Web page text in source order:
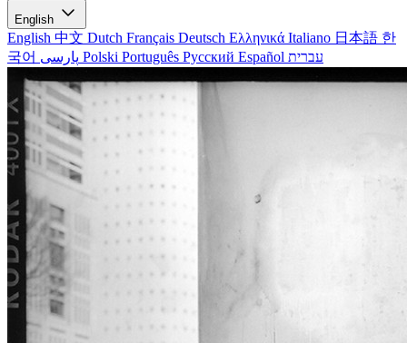
English
English 中文 Dutch Français Deutsch Ελληνικά Italiano 日本語 한
국어
Polski Português Русский Español עברית